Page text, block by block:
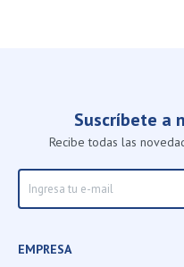
Suscríbete a
Recibe todas las
EMPRESA